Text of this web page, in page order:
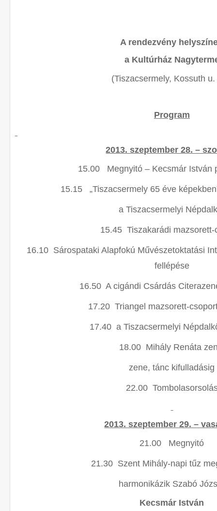
A rendezvény
a Kultúrház
(Tiszacsermely, Kossuth
Program
2013. szeptember 28. –
15.00 Megnyitó – Kecsmár István
15.15 „Tiszacsermely 65 éve
a Tiszacsermelyi
15.45 Tiszakarádi mazsorett-
16.10 Sárospataki Alapfokú Művészetoktatási
fellépése
16.50 A cigándi Csárdás
17.20 Triangel mazsorett-
17.40 a Tiszacsermelyi
18.00 Mihály Renáta
zene, tánc kifulladásig
22.00
2013. szeptember 29. –
21.00 Megnyitó
21.30 Szent Mihály-napi tűz
harmonikázik Szabó
Kecsmár István